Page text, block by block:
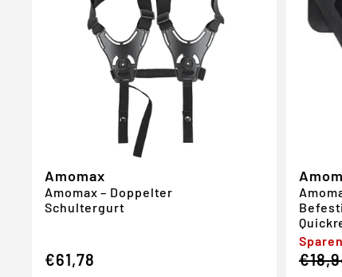
Amomax
Amomax – Doppelter
Schultergurt
€61,78
Preis